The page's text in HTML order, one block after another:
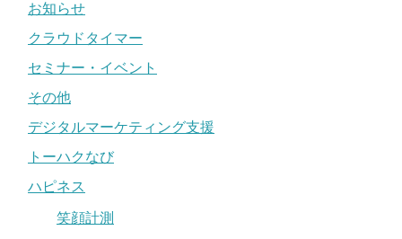
お知らせ
クラウドタイマー
セミナー・イベント
その他
デジタルマーケティング支援
トーハクなび
ハピネス
笑顔計測